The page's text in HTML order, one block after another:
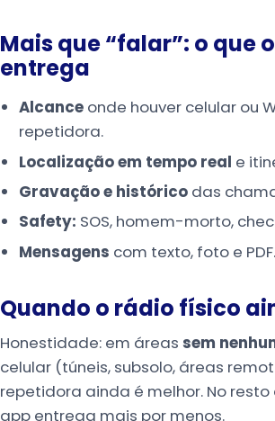
Mais que “falar”: o que o
entrega
Alcanceonde houver celular ou
repetidora.
Localização em tempo real e
Gravação e históricodas
Safety: SOS, homem-morto,
Mensagens com texto, foto e PDF.
Quando o rádio físico
Honestidade: em áreas sem
celular (túneis, subsolo, áreas
repetidora ainda é melhor. No
app entrega mais por menos.